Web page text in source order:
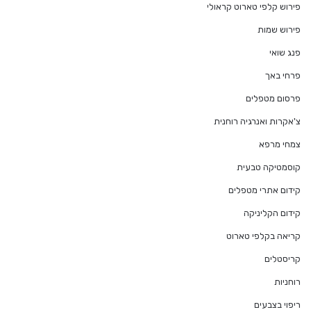
פירוש קלפי טארוט קראולי
פירוש שמות
פנג שואי
פרחי באך
פרסום מטפלים
צ'אקרות ואנרגיה רוחנית
צמחי מרפא
קוסמטיקה טבעית
קידום אתרי מטפלים
קידום הקליניקה
קריאה בקלפי טארוט
קריסטלים
רוחניות
ריפוי בצבעים